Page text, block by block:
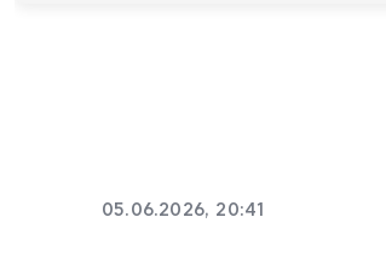
05.06.2026, 20:41